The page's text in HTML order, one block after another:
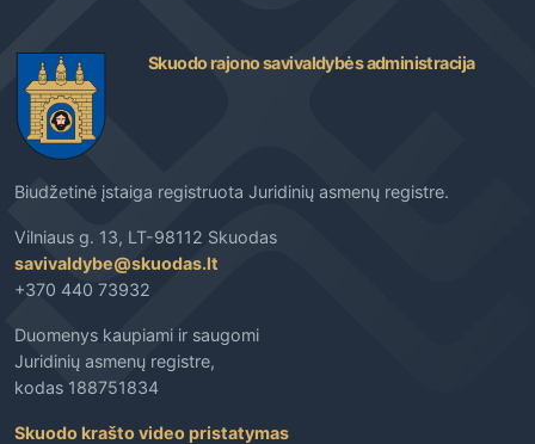
Skuodo rajono savivaldybės administracija
Biudžetinė įstaiga registruota Juridinių asmenų registre.
Vilniaus g. 13, LT-98112 Skuodas
savivaldybe@skuodas.lt
+370 440 73932
Duomenys kaupiami ir saugomi
Juridinių asmenų registre,
kodas 188751834
Skuodo krašto video pristatymas